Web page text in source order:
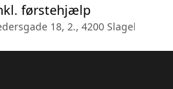
førstehjælp
18, 2., 4200 Slagelse